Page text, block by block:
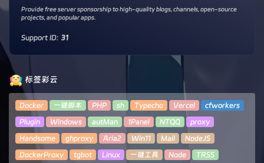
Provide free server sponsorship to high-quality blogs, channels, open-source
projects, and popular apps.
Support ID: 31
标签彩云
Docker 一键脚本 PHP sh Typecho Vercel
cfworkers
Plugin
Windows autMan 1Panel NTQQ
proxy
Handsome
ghproxy Aria2 Win11 Mail
NodeJS
DockerProxy
tgbot Linux 一键工具 Node TRSS